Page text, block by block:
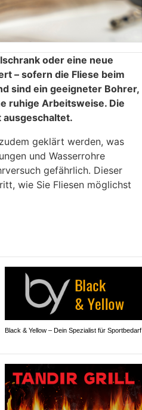
oder eine neue
– sofern die Fliese beim
sind ein geeigneter Bohrer,
ruhige Arbeitsweise. Die
ausgeschaltet.
geklärt werden, was
und Wasserrohre
gefährlich. Dieser
wie Sie Fliesen möglichst
Black & Yellow – Dein Spezialist für Sportbedarf